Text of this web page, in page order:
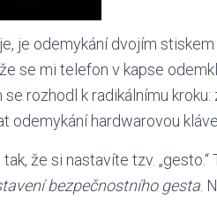
je odemykání dvojím
se mi telefon v kapse
rozhodl k radikálnímu
odemykání hardwarovou
že si nastavíte tzv.
bezpečnostního gesta .